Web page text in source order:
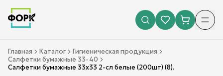
Главная Каталог
Гигиеническая продукция
Салфетки бумажные 33-40
Салфетки бумажные 33х33 2-сл белые (200шт) (8).